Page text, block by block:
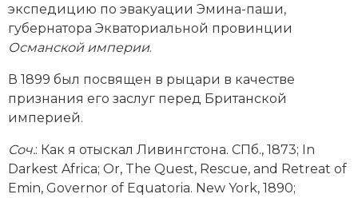
Социально-экономическая история
Специальные исторические дисциплины
Южная Америка
экспедицию по эвакуации Эмина-паши,
губернатора Экваториальной провинции
Османской империи.
В 1899 был посвящен в рыцари в качестве
признания его заслуг перед Британской
империей.
Соч.: Как я отыскал Ливингстона. СПб., 1873; In
Darkest Africa; Or, The Quest, Rescue, and Retreat of
Emin, Governor of Equatoria. New York, 1890;